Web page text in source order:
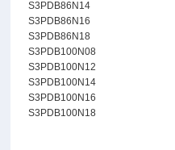
S3PDB86N14
S3PDB86N16
S3PDB86N18
S3PDB100N08
S3PDB100N12
S3PDB100N14
S3PDB100N16
S3PDB100N18